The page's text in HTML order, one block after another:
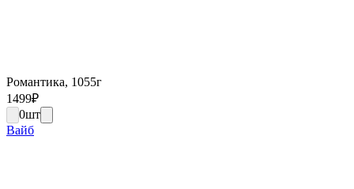
Романтика, 1055г
1499₽
0шт
Вайб